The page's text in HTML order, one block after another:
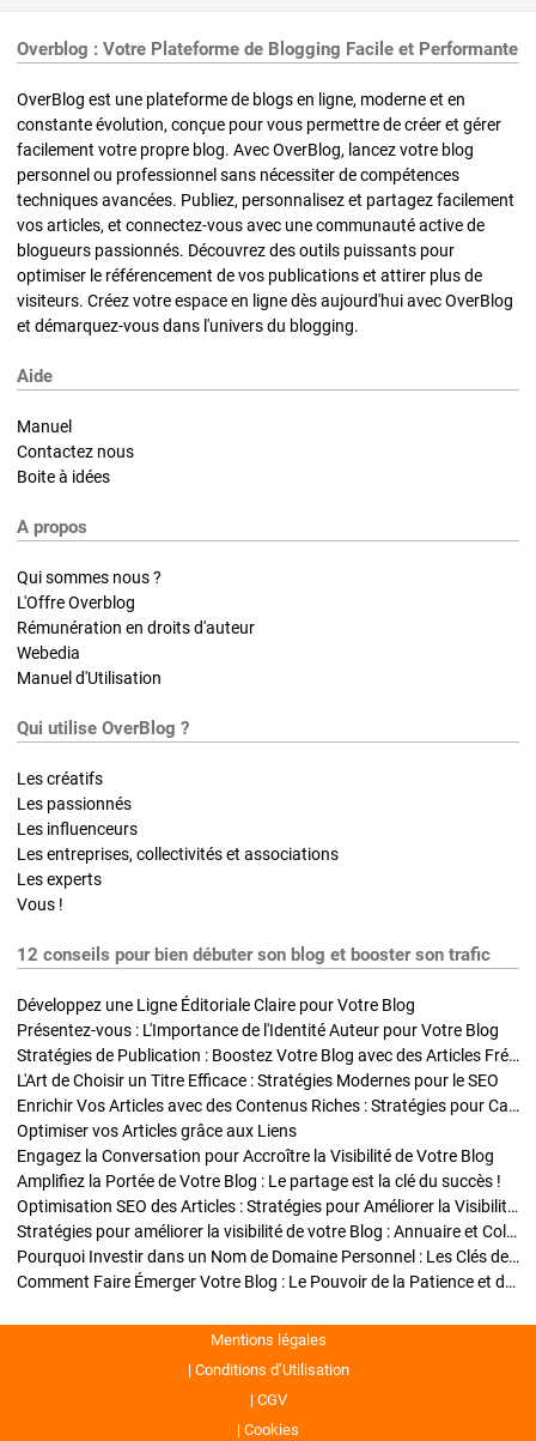
Overblog : Votre Plateforme de Blogging Facile et Performante
OverBlog est une plateforme de blogs en ligne, moderne et en
constante évolution, conçue pour vous permettre de créer et gérer
facilement votre propre blog. Avec OverBlog, lancez votre blog
personnel ou professionnel sans nécessiter de compétences
techniques avancées. Publiez, personnalisez et partagez facilement
vos articles, et connectez-vous avec une communauté active de
blogueurs passionnés. Découvrez des outils puissants pour
optimiser le référencement de vos publications et attirer plus de
visiteurs. Créez votre espace en ligne dès aujourd'hui avec OverBlog
et démarquez-vous dans l'univers du blogging.
Aide
Manuel
Contactez nous
Boite à idées
A propos
Qui sommes nous ?
L'Offre Overblog
Rémunération en droits d'auteur
Webedia
Manuel d'Utilisation
Qui utilise OverBlog ?
Les créatifs
Les passionnés
Les influenceurs
Les entreprises, collectivités et associations
Les experts
Vous !
12 conseils pour bien débuter son blog et booster son trafic
Développez une Ligne Éditoriale Claire pour Votre Blog
Présentez-vous : L'Importance de l'Identité Auteur pour Votre Blog
Stratégies de Publication : Boostez Votre Blog avec des Articles Fréquents et Exclusifs
L'Art de Choisir un Titre Efficace : Stratégies Modernes pour le SEO
Enrichir Vos Articles avec des Contenus Riches : Stratégies pour Captiver et Optimiser
Optimiser vos Articles grâce aux Liens
Engagez la Conversation pour Accroître la Visibilité de Votre Blog
Amplifiez la Portée de Votre Blog : Le partage est la clé du succès !
Optimisation SEO des Articles : Stratégies pour Améliorer la Visibilité de Votre Blog
Stratégies pour améliorer la visibilité de votre Blog : Annuaire et Collaborations
Pourquoi Investir dans un Nom de Domaine Personnel : Les Clés de la Réussite de Votre Blog
Comment Faire Émerger Votre Blog : Le Pouvoir de la Patience et de la Persévérance
Mentions légales
Conditions d’Utilisation
CGV
Cookies